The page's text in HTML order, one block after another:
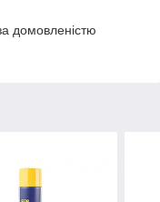
домовленістю